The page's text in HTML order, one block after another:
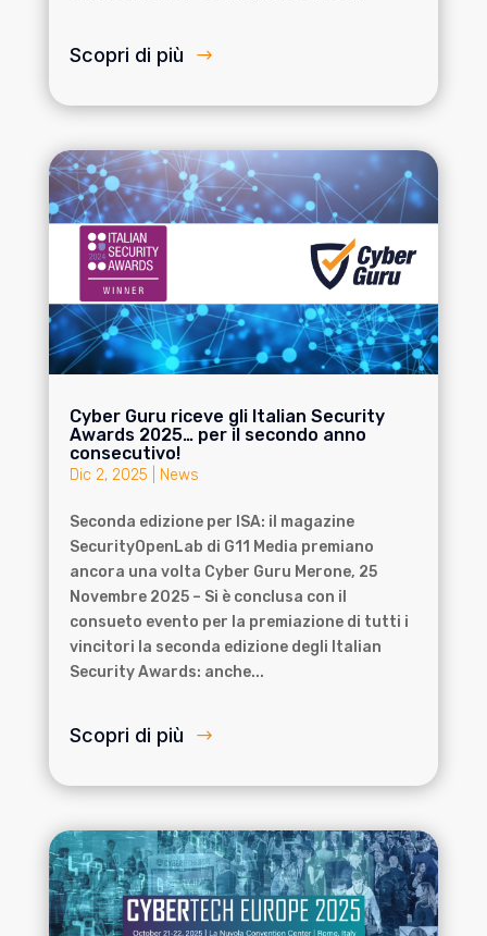
Scopri di più
Cyber Guru riceve gli Italian Security
Awards 2025… per il secondo anno
consecutivo!
Dic 2, 2025 News
Seconda edizione per ISA: il magazine
SecurityOpenLab di G11 Media premiano
ancora una volta Cyber Guru Merone, 25
Novembre 2025 – Si è conclusa con il
consueto evento per la premiazione di tutti i
vincitori la seconda edizione degli Italian
Security Awards: anche...
Scopri di più